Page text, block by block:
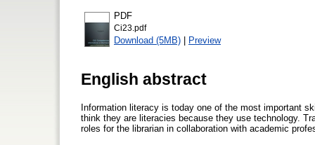
PDF
Ci23.pdf
Download (5MB) | Preview
English abstract
Information literacy is today one of the most important
think they are literacies because they use technology.
roles for the librarian in collaboration with academic